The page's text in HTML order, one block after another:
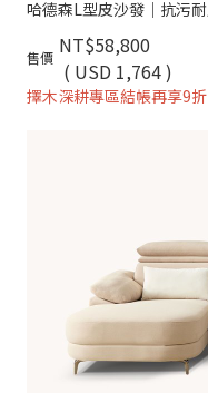
售價 NT$58,800
( USD 1,764 )
擇木深耕專區結帳再享9折